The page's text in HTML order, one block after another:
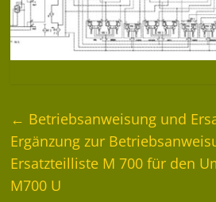
← Betriebsanweisung und
Ergänzung zur
Ersatzteilliste M 700 für den
M700 U